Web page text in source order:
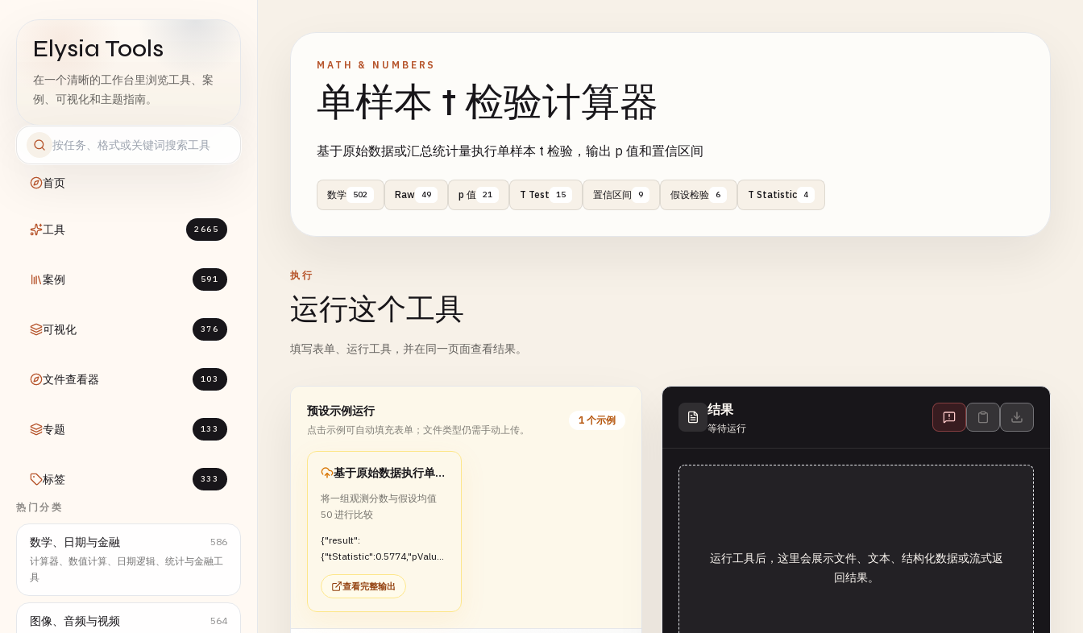
Elysia Tools
在一个清晰的工作台里浏览工具、案
例、可视化和主题指南。
首页
工具 2665
案例 591
可视化 376
文件查看器 103
专题 133
标签 333
热门分类
数学、日期与金融
586
计算器、数值计算、日期逻辑、统计与金融工
具
图像、音频与视频
564
MATH & NUMBERS
单样本 t 检验计算器
基于原始数据或汇总统计量执行单样本 t 检验，输出 p 值和置信区间
数学 502 Raw 49 p 值 21 T Test 15 置信区间 9 假设检验 6 T Statistic 4
执行
运行这个工具
填写表单、运行工具，并在同一页面查看结果。
预设示例运行
点击示例可自动填充表单；文件类型仍需手动上传。
1 个示例
基于原始数据执行单样本 t 检验
将一组观测分数与假设均值
50 进行比较
{"result":
{"tStatistic":0.5774,"pValue"
:0.5818,"degreesOfFreedom"
:7,"rejectNull":false}}
查看完整输出
结果
等待运行
运行工具后，这里会展示文件、文本、结构化数据或流式返
回结果。